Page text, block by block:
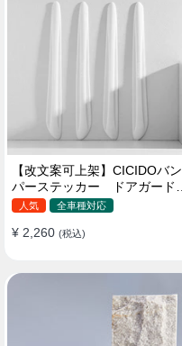
【改文案可上架】CICIDOバン
パーステッカー ドアガード
衝突防止プロテクター 耐スク
人気 全車種対応
¥ 2,260 (税込)